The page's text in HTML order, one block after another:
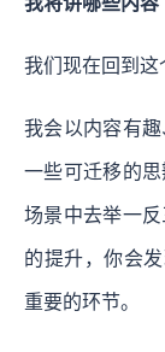
我们现在回到这
我会以内容有
一些可迁移的
场景中去举一
的提升，你会
重要的环节。